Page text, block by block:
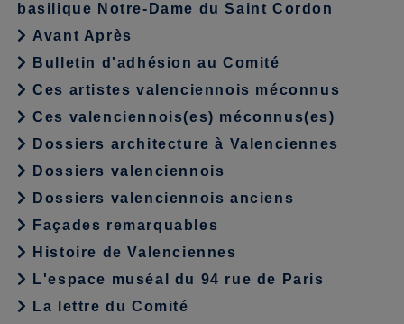
basilique Notre-Dame du Saint Cordon
Avant Après
Bulletin d'adhésion au Comité
Ces artistes valenciennois méconnus
Ces valenciennois(es) méconnus(es)
Dossiers architecture à Valenciennes
Dossiers valenciennois
Dossiers valenciennois anciens
Façades remarquables
Histoire de Valenciennes
L'espace muséal du 94 rue de Paris
La lettre du Comité